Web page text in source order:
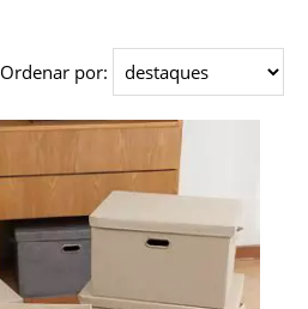
Ordenar por: